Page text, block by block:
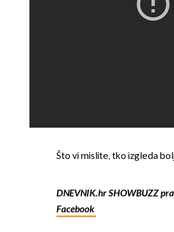
Što vi mislite, tko izgleda
DNEVNIK.hr SHOWBUZZ
Facebook